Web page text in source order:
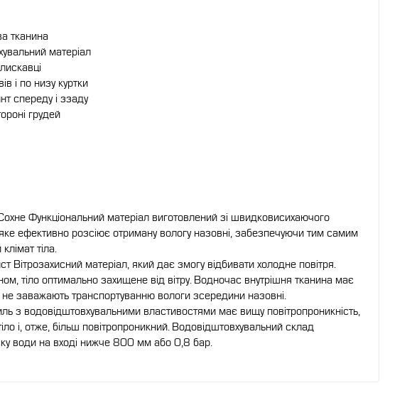
тканина
матеріал
і по низу куртки
спереду і ззаду
грудей
Функціональний матеріал виготовлений зі швидковисихаючого
ефективно розсіює отриману вологу назовні, забезпечуючи тим самим
тіла.
Вітрозахисний матеріал, який дає змогу відбивати холодне повітря.
тіло оптимально захищене від вітру. Водночас внутрішня тканина має
не заважають транспортуванню вологи зсередини назовні.
з водовідштовхувальними властивостями має вищу повітропроникність,
і, отже, більш повітропроникний. Водовідштовхувальний склад
води на вході нижче 800 мм або 0,8 бар.